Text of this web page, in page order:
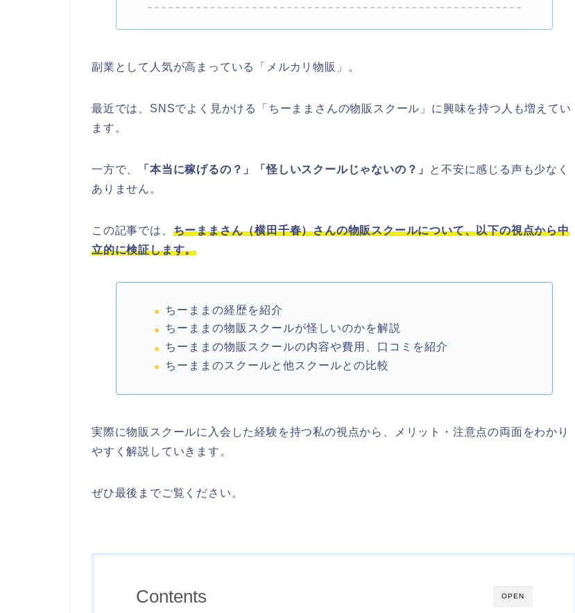
副業として人気が高まっている「メルカリ物販」。
最近では、SNSでよく見かける「ちーままさんの物販スクール」に興味を持つ人も増えてい
ます。
一方で、 「本当に稼げるの？」「怪しいスクールじゃないの？」
と不安に感じる声も少なく
ありません。
この記事では、 ちーままさん（横田千春）さんの物販スクールについて、以下の視点から中
立的に検証します。
ちーままの経歴を紹介
ちーままの物販スクールが怪しいのかを解説
ちーままの物販スクールの内容や費用、口コミを紹介
ちーままのスクールと他スクールとの比較
実際に物販スクールに入会した経験を持つ私の視点から、メリット・注意点の両面をわかり
やすく解説していきます。
ぜひ最後までご覧ください。
OPEN
Contents